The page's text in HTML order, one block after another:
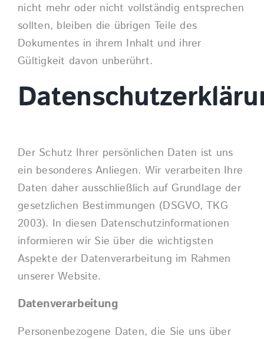
nicht mehr oder nicht vollständig entsprechen
sollten, bleiben die übrigen Teile des
Dokumentes in ihrem Inhalt und ihrer
Gültigkeit davon unberührt.
Der Schutz Ihrer persönlichen Daten ist uns
ein besonderes Anliegen. Wir verarbeiten Ihre
Daten daher ausschließlich auf Grundlage der
gesetzlichen Bestimmungen (DSGVO, TKG
2003). In diesen Datenschutzinformationen
informieren wir Sie über die wichtigsten
Aspekte der Datenverarbeitung im Rahmen
unserer Website.
Datenverarbeitung
Personenbezogene Daten, die Sie uns über